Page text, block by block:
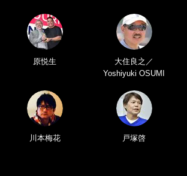
原悦生
大住良之／
Yoshiyuki OSUMI
川本梅花 戸塚啓